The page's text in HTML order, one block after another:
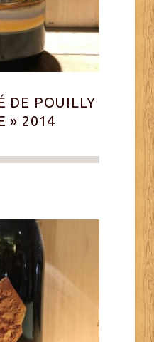
DE POUILLY
» 2014